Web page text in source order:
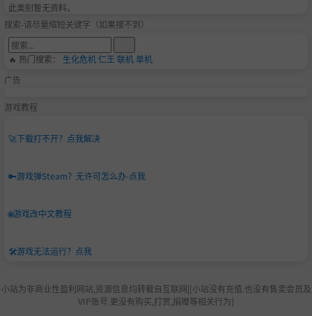
此类别暂无资料。
搜索-请尽量缩短关键字（如果搜不到）
🔥 热门搜索： 生化危机仁王 联机单机
广告
游戏教程
🚀下载打不开？点我解决
🔑游戏弹Steam？无许可怎么办-点我
🌐游戏改中文教程
🛠️游戏无法运行？点我
小站为非商业性盈利网站,资源信息均转载自互联网|[小站没有充值.也没有售卖会员及
VIP账号.更没有购买,打赏,捐赠等相关行为]